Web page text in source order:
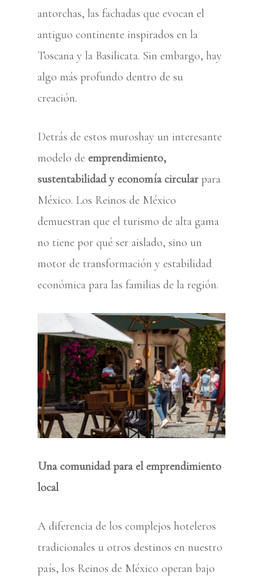
antorchas, las fachadas que evocan el
antiguo continente inspirados en la
Toscana y la Basilicata. Sin embargo, hay
algo más profundo dentro de su
creación.
Detrás de estos muroshay un interesante
modelo deemprendimiento,
sustentabilidad y economía circular para
México. Los Reinos de México
demuestran que el turismo de alta gama
no tiene por qué ser aislado, sino un
motor de transformación y estabilidad
económica para las familias de la región.
Una comunidad para el emprendimiento
local
A diferencia de los complejos hoteleros
tradicionales u otros destinos en nuestro
país, los Reinos de México operan bajo